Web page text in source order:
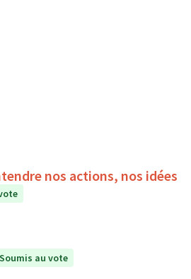
nos actions, nos idées
Soumis au vote